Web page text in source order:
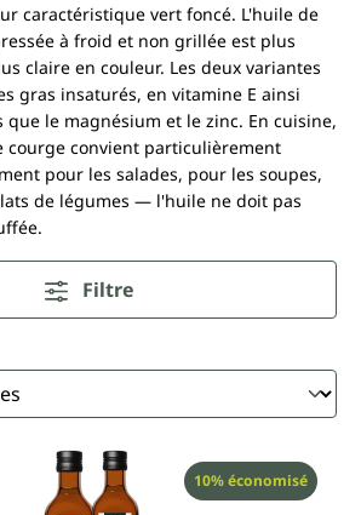
caractéristique vert foncé. L'huile de
à froid et non grillée est plus
claire en couleur. Les deux variantes
gras insaturés, en vitamine E ainsi
le magnésium et le zinc. En cuisine,
courge convient particulièrement
pour les salades, pour les soupes,
de légumes — l'huile ne doit pas
Filtre
Réduction
10% économisé